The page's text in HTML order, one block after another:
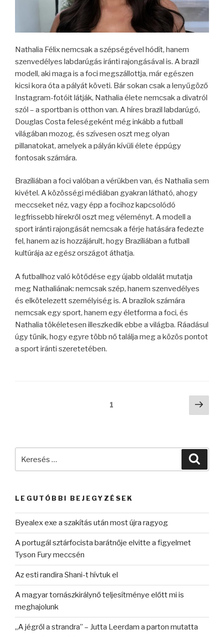
Nathalia Félix nemcsak a szépségével hódít, hanem
szenvedélyes labdarúgás iránti rajongásával is. A brazil
modell, aki maga is a foci megszállottja, már egészen
kicsi kora óta a pályát követi. Bár sokan csak a lenyűgöző
Instagram-fotóit látják, Nathalia élete nemcsak a divatról
szól – a sportban is otthon van. A híres brazil labdarúgó,
Douglas Costa feleségeként még inkább a futball
világában mozog, és szívesen oszt meg olyan
pillanatokat, amelyek a pályán kívüli élete éppúgy
fontosak számára.
Brazíliában a foci valóban a vérükben van, és Nathalia sem
kivétel. A közösségi médiában gyakran látható, ahogy
meccseket néz, vagy épp a focihoz kapcsolódó
legfrissebb hírekről oszt meg véleményt. A modell a
sport iránti rajongását nemcsak a férje hatására fedezte
fel, hanem az is hozzájárult, hogy Brazíliában a futball
kultúrája az egész országot áthatja.
A futballhoz való kötődése egy újabb oldalát mutatja
meg Nathaliának: nemcsak szép, hanem szenvedélyes
és elkötelezett személyiség is. A brazilok számára
nemcsak egy sport, hanem egy életforma a foci, és
Nathalia tökéletesen illeszkedik ebbe a világba. Ráadásul
úgy tűnik, hogy egyre több nő találja meg a közös pontot
a sport iránti szeretetében.
1
oldal
LEGUTÓBBI BEJEGYZÉSEK
Byealex exe a szakítás után most újra ragyog
A portugál sztárfocista barátnője elvitte a figyelmet
Tyson Fury meccsén
Az esti randira Shani-t hívtuk el
A magyar tornászkirálynő teljesítménye előtt mi is
meghajolunk
„A jégről a strandra” – Jutta Leerdam a parton mutatta